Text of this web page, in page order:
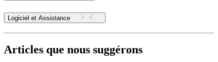
Logiciel et Assistance
Articles que nous suggérons